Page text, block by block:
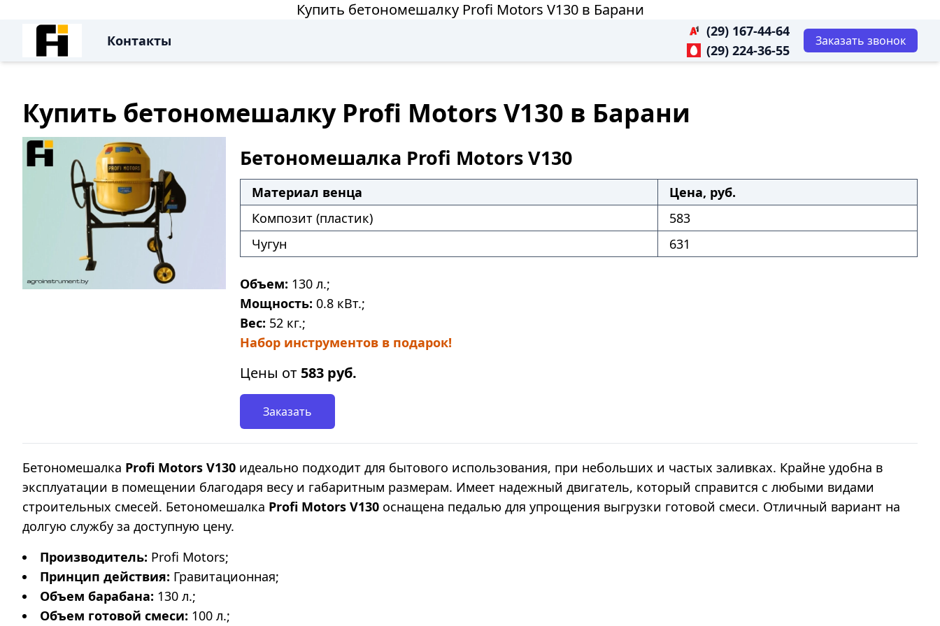
Купить бетономешалку Profi Motors V130 в Барани
Контакты
(29) 167-44-64
(29) 224-36-55
Заказать звонок
Купить бетономешалку Profi Motors V130 в Барани
Бетономешалка Profi Motors V130
Материал венца
Цена, руб.
Композит (пластик)
583
Чугун
631
Объем: 130 л.;
Мощность: 0.8 кВт.;
Вес: 52 кг.;
Набор инструментов в подарок!
Цены от 583 руб.
Заказать
Бетономешалка Profi Motors V130 идеально подходит для бытового использования, при небольших и частых заливках. Крайне удобна в
эксплуатации в помещении благодаря весу и габаритным размерам. Имеет надежный двигатель, который справится с любыми видами
строительных смесей. Бетономешалка Profi Motors V130 оснащена педалью для упрощения выгрузки готовой смеси. Отличный вариант на
долгую службу за доступную цену.
Производитель: Profi Motors;
Принцип действия: Гравитационная;
Объем барабана: 130 л.;
Объем готовой смеси: 100 л.;